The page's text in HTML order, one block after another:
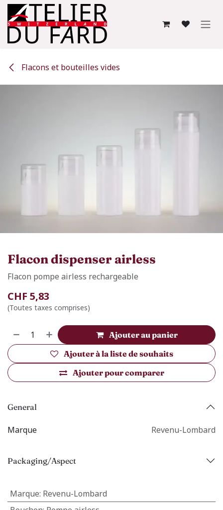
Se rendre au contenu
Flacons et bouteilles vides
Flacon dispenser airless
Flacon pompe airless rechargeable
CHF 5,83
(Toutes taxes comprises)
Ajouter au panier
Ajouter pour comparer
Ajouter à la liste de souhaits
General
Marque Revenu-Lombard
Packaging/Aspect
Marque: Revenu-Lombard